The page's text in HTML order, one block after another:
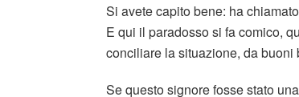
Si avete capito bene: ha
E qui il paradosso si fa comico,
conciliare la situazione, da
Se questo signore fosse stato